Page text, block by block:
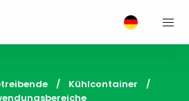
Kühlcontainer